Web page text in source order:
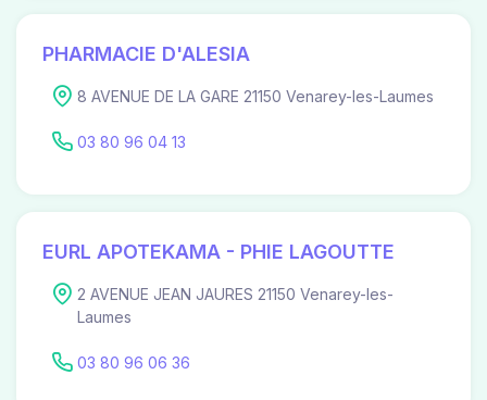
PHARMACIE D'ALESIA
8 AVENUE DE LA GARE 21150 Venarey-les-Laumes
03 80 96 04 13
EURL APOTEKAMA - PHIE LAGOUTTE
2 AVENUE JEAN JAURES 21150 Venarey-les-
Laumes
03 80 96 06 36